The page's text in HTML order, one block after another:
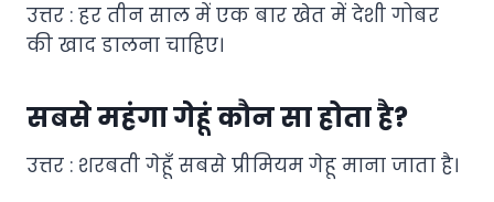
उत्तर : हर तीन साल में एक बार खेत में देशी गोबर
की खाद डालना चाहिए।
सबसे महंगा गेहूं कौन सा होता है?
उत्तर : शरबती गेहूँ सबसे प्रीमियम गेहू माना जाता है।